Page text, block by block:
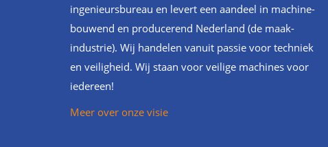
ingenieursbureau en levert een aandeel in machine-
bouwend en producerend Nederland (de maak-
industrie). Wij handelen vanuit passie voor techniek
en veiligheid. Wij staan voor veilige machines voor
iedereen!
Meer over onze visie